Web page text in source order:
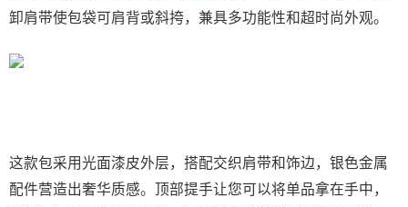
卸肩带使包袋可肩背或斜挎，兼具多功能性和超时尚外观。
这款包采用光面漆皮外层，搭配交织肩带和饰边，银色金属
配件营造出奢华质感。顶部提手让您可以将单品拿在手中，